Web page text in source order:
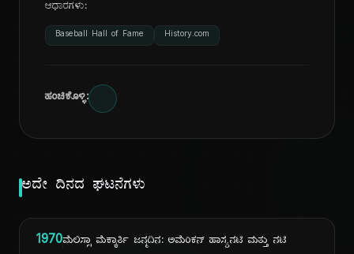
ಆಧಾರಗಳು:
Baseball Hall of Fame History.com
ಹಂಚಿಕೊಳ್ಳಿ:
ಅದೇ ದಿನದ ಘಟನೆಗಳು
1970ಮೆಲಿಸ್ಸಾ ಮೆಕ್ಕಾರ್ತಿ ಜನ್ಮದಿನ: ಅಮೆರಿಕನ್ ಹಾಸ್ಯನಟಿ ಮತ್ತು ನಟಿ